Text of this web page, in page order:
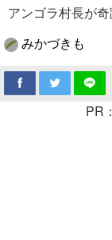
アンゴラ村長が
みかづきも
PR：